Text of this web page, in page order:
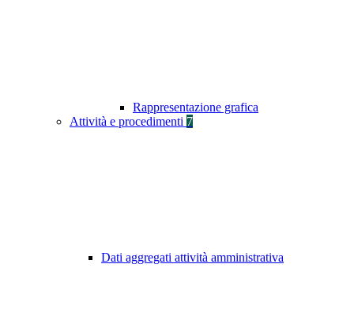
Rappresentazione grafica
Attività e procedimenti 7
Dati aggregati attività amministrativa